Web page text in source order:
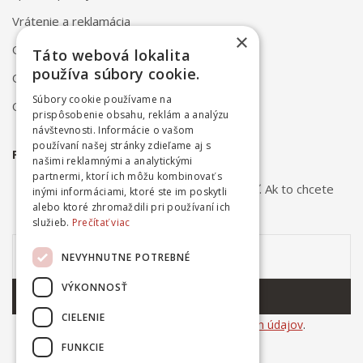
Vrátenie a reklamácia
Odstúpenie od zmluvy online
Obchodné podmienky
Ochrana osobných údajov
PRIHLÁSTE SA NA ODBER NOVINIEK
Odber noviniek môžete kedykoľvek zrušiť. Ak to chcete
urobiť, kontaktujte nás.
Súhlasím so spracovaním osobných údajov.
×
Táto webová lokalita
používa súbory cookie.
Súbory cookie používame na
prispôsobenie obsahu, reklám a analýzu
návštevnosti. Informácie o vašom
používaní našej stránky zdieľame aj s
našimi reklamnými a analytickými
partnermi, ktorí ich môžu kombinovať s
inými informáciami, ktoré ste im poskytli
alebo ktoré zhromaždili pri používaní ich
služieb. Prečítať viac
NEVYHNUTNE POTREBNÉ
VÝKONNOSŤ
CIELENIE
FUNKCIE